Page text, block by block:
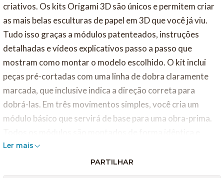
criativos. Os kits Origami 3D são únicos e permitem criar
as mais belas esculturas de papel em 3D que você já viu.
Tudo isso graças a módulos patenteados, instruções
detalhadas e vídeos explicativos passo a passo que
mostram como montar o modelo escolhido. O kit inclui
peças pré-cortadas com uma linha de dobra claramente
marcada, que inclusive indica a direção correta para
dobrá-las. Em três movimentos simples, você cria um
módulo básico que servirá de base para uma obra-prima.
unidos sem cola para formar a figura.
Ler mais
PARTILHAR